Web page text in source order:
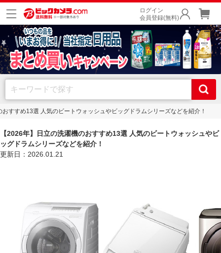
ログイン
会員登録(無料)
すすめ13選 人気のビートウォッシュやビッグドラムシリーズなどを紹介！
【2026年】日立の洗濯機のおすすめ13選 人気のビートウォッシュやビ
ッグドラムシリーズなどを紹介！
更新日：2026.01.21